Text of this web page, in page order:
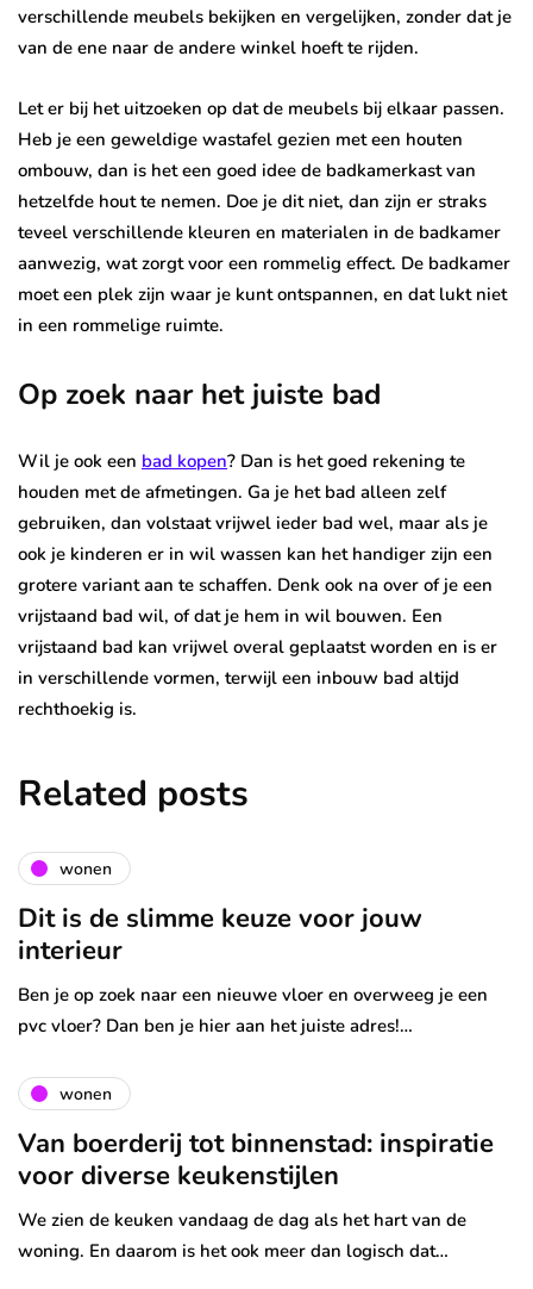
verschillende meubels bekijken en vergelijken, zonder dat je
van de ene naar de andere winkel hoeft te rijden.
Let er bij het uitzoeken op dat de meubels bij elkaar passen.
Heb je een geweldige wastafel gezien met een houten
ombouw, dan is het een goed idee de badkamerkast van
hetzelfde hout te nemen. Doe je dit niet, dan zijn er straks
teveel verschillende kleuren en materialen in de badkamer
aanwezig, wat zorgt voor een rommelig effect. De badkamer
moet een plek zijn waar je kunt ontspannen, en dat lukt niet
in een rommelige ruimte.
Op zoek naar het juiste bad
Wil je ook een bad kopen? Dan is het goed rekening te
houden met de afmetingen. Ga je het bad alleen zelf
gebruiken, dan volstaat vrijwel ieder bad wel, maar als je
ook je kinderen er in wil wassen kan het handiger zijn een
grotere variant aan te schaffen. Denk ook na over of je een
vrijstaand bad wil, of dat je hem in wil bouwen. Een
vrijstaand bad kan vrijwel overal geplaatst worden en is er
in verschillende vormen, terwijl een inbouw bad altijd
rechthoekig is.
Related posts
wonen
Dit is de slimme keuze voor jouw
interieur
Ben je op zoek naar een nieuwe vloer en overweeg je een
pvc vloer? Dan ben je hier aan het juiste adres!…
wonen
Van boerderij tot binnenstad: inspiratie
voor diverse keukenstijlen
We zien de keuken vandaag de dag als het hart van de
woning. En daarom is het ook meer dan logisch dat…